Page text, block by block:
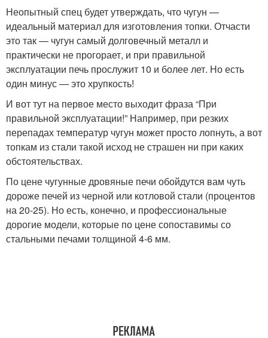
Неопытный спец будет утверждать, что чугун —
идеальный материал для изготовления топки. Отчасти
это так — чугун самый долговечный металл и
практически не прогорает, и при правильной
эксплуатации печь прослужит 10 и более лет. Но есть
один минус — это хрупкость!
И вот тут на первое место выходит фраза “При
правильной эксплуатации!” Например, при резких
перепадах температур чугун может просто лопнуть, а вот
топкам из стали такой исход не страшен ни при каких
обстоятельствах.
По цене чугунные дровяные печи обойдутся вам чуть
дороже печей из черной или котловой стали (процентов
на 20-25). Но есть, конечно, и профессиональные
дорогие модели, которые по цене сопоставимы со
стальными печами толщиной 4-6 мм.